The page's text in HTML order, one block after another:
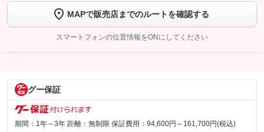
トーク画面で
ボタンをタップして問い合わせを
完了してください。
こちら
MAPで販売店までのルートを確認する
スマートフォンの位置情報をONにしてください
グー保証
期間：1年～3年 距離：無制限 保証費用：94,600円～161,700円(税込)